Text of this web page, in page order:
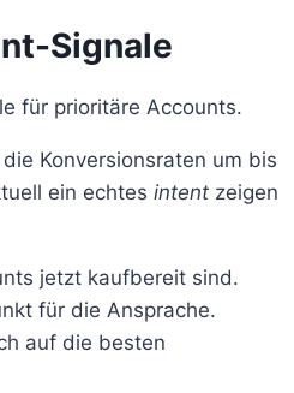
Signale
für prioritäre Accounts.
Konversionsraten um bis
ein echtes intent zeigen
jetzt kaufbereit sind.
für die Ansprache.
auf die besten